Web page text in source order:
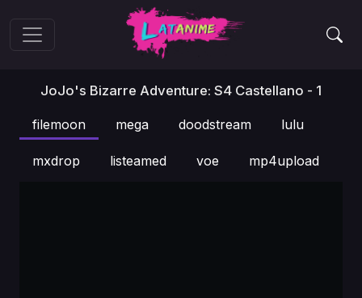
JoJo's Bizarre Adventure: S4 Castellano - 1
filemoon mega doodstream lulu
mxdrop listeamed voe mp4upload